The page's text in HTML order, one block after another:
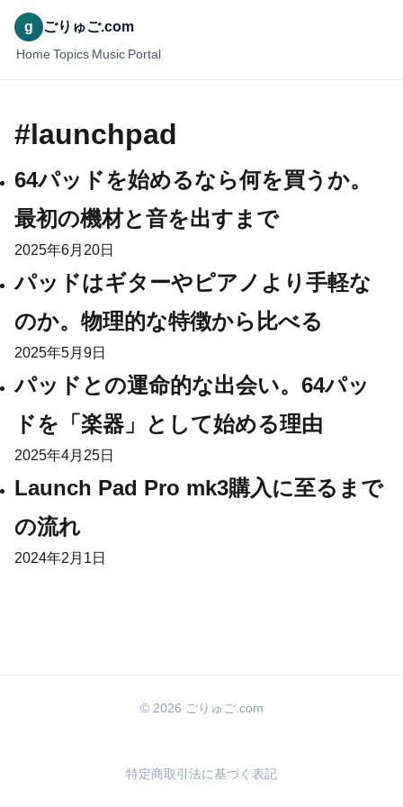
g ごりゅご.com
Home Topics Music Portal
#launchpad
64パッドを始めるなら何を買うか。
最初の機材と音を出すまで
2025年6月20日
パッドはギターやピアノより手軽な
のか。物理的な特徴から比べる
2025年5月9日
パッドとの運命的な出会い。64パッ
ドを「楽器」として始める理由
2025年4月25日
Launch Pad Pro mk3購入に至るまで
の流れ
2024年2月1日
© 2026 ごりゅご.com
特定商取引法に基づく表記